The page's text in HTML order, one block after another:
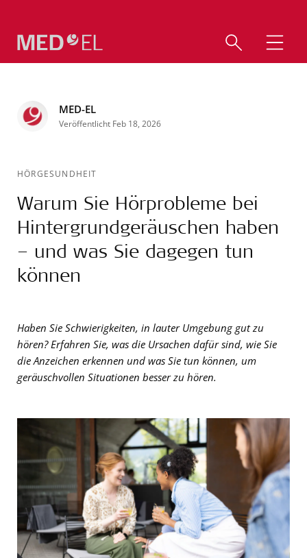
MED-EL
Veröffentlicht Feb 18, 2026
HÖRGESUNDHEIT
Warum Sie Hörprobleme bei
Hintergrundgeräuschen haben
– und was Sie dagegen tun
können
Haben Sie Schwierigkeiten, in lauter Umgebung gut zu
hören? Erfahren Sie, was die Ursachen dafür sind, wie Sie
die Anzeichen erkennen und was Sie tun können, um
geräuschvollen Situationen besser zu hören.